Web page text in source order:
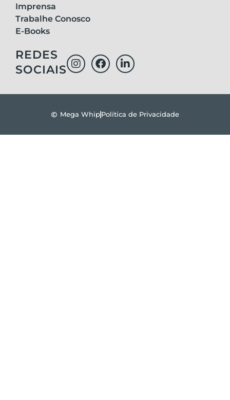
Imprensa
Trabalhe Conosco
E-Books
REDES
SOCIAIS
Mega WhipPolítica de Privacidade